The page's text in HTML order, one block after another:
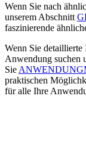
Wenn Sie nach
unserem Abschnitt
faszinierende
Wenn Sie detaillierte
Anwendung suchen
Sie
praktischen
für alle Ihre